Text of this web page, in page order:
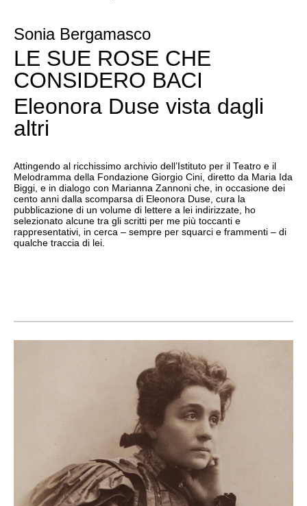
Sonia Bergamasco
LE SUE ROSE CHE
CONSIDERO BACI
Eleonora Duse vista dagli
altri
Attingendo al ricchissimo archivio dell’Istituto per il Teatro e il
Melodramma della Fondazione Giorgio Cini, diretto da Maria Ida
Biggi, e in dialogo con Marianna Zannoni che, in occasione dei
cento anni dalla scomparsa di Eleonora Duse, cura la
pubblicazione di un volume di lettere a lei indirizzate, ho
selezionato alcune tra gli scritti per me più toccanti e
rappresentativi, in cerca – sempre per squarci e frammenti – di
qualche traccia di lei.